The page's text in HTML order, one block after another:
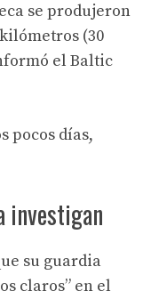
se produjeron
(30
el Baltic
pocos días,
investigan
su guardia
claros” en el